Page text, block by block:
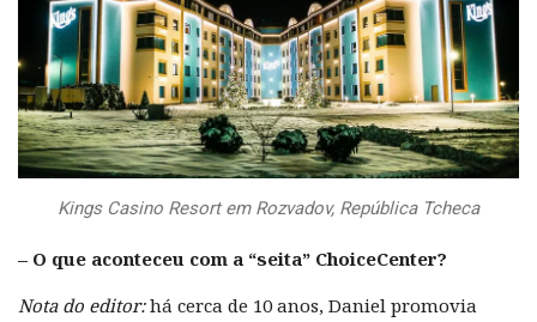
Kings Casino Resort em Rozvadov, República Tcheca
– O que aconteceu com a “seita” ChoiceCenter?
Nota do editor:há cerca de 10 anos, Daniel promovia